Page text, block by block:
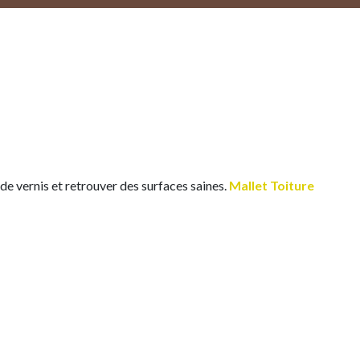
vernis et retrouver des surfaces saines. Mallet Toiture